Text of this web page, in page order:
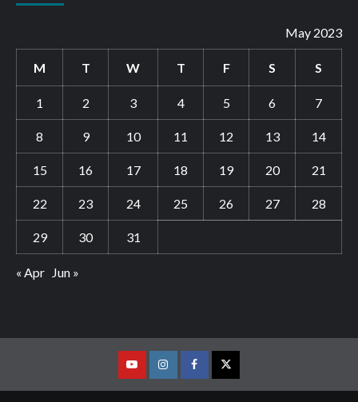
May 2023
M T W T F S S
1 2 3 4 5 6 7
8 9 10 11 12 13 14
15 16 17 18 19 20 21
22 23 24 25 26 27 28
29 30 31
« Apr Jun »
YoutubeVimeoFacebookTwitter